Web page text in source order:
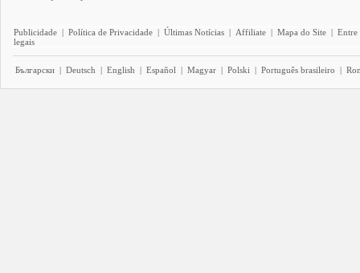
Publicidade | Política de Privacidade | Últimas Notícias | Affiliate | Mapa do Site | Entre
legais
Български | Deutsch | English | Español | Magyar | Polski | Português brasileiro |